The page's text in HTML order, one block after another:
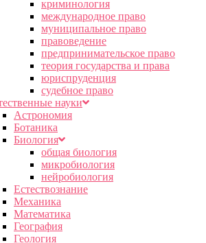
криминология
международное право
муниципальное право
правоведение
предпринимательское право
теория государства и права
юриспруденция
судебное право
науки
Астрономия
Ботаника
Биология
общая биология
микробиология
нейробиология
Естествознание
Механика
Математика
География
Геология